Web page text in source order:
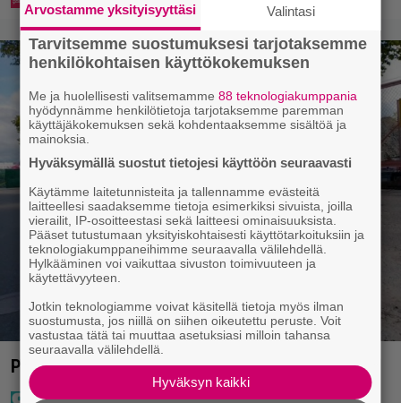
Poliisilla surullinen ilta Kuopiossa eilen
Arvostamme yksityisyyttäsi Valintasi
Tarvitsemme suostumuksesi tarjotaksemme
henkilökohtaisen käyttökokemuksen
Me ja huolellisesti valitsemamme88 teknologiakumppania
hyödynnämme henkilötietoja tarjotaksemme paremman
käyttäjäkokemuksen sekä kohdentaaksemme sisältöä ja
mainoksia.
Hyväksymällä suostut tietojesi käyttöön seuraavasti
Käytämme laitetunnisteita ja tallennamme evästeitä
laitteellesi saadaksemme tietoja esimerkiksi sivuista, joilla
vierailit, IP-osoitteestasi sekä laitteesi ominaisuuksista.
Pääset tutustumaan yksityiskohtaisesti käyttötarkoituksiin ja
teknologiakumppaneihimme seuraavalla välilehdellä.
Hylkääminen voi vaikuttaa sivuston toimivuuteen ja
käytettävyyteen.
Jotkin teknologiamme voivat käsitellä tietoja myös ilman
suostumusta, jos niillä on siihen oikeutettu peruste. Voit
vastustaa tätä tai muuttaa asetuksiasi milloin tahansa
seuraavalla välilehdellä.
Hyväksyn kaikki